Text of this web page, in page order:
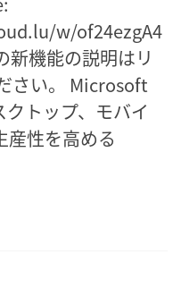
w/of24ezgA4
新機能の説明はリ
さい。 Microsoft
トップ、モバイ
産性を高める